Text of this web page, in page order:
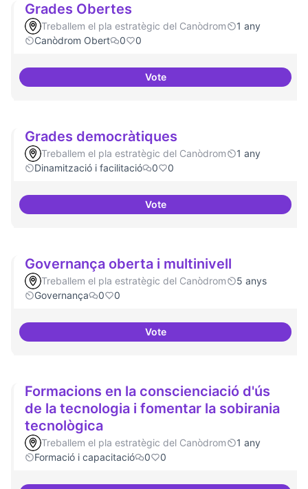
Grades Obertes
Treballem el pla estratègic del Canòdrom
1 any
Canòdrom Obert
0 0
VoteGrades Obertes
Grades democràtiques
Treballem el pla estratègic del Canòdrom
1 any
Dinamització i facilitació
0 0
VoteGrades democràtiques
Governança oberta i multinivell
Treballem el pla estratègic del Canòdrom
5 anys
Governança
0 0
VoteGovernança oberta i multinivell
Formacions en la conscienciació d'ús
de la tecnologia i fomentar la sobirania
tecnològica
Treballem el pla estratègic del Canòdrom
1 any
Formació i capacitació
0 0